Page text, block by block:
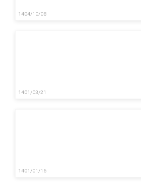
1404/10/08
1401/03/21
1401/01/16